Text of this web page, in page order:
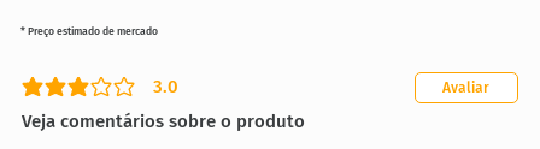
3.0
classificação média é 3 de 5
Veja comentários sobre o produto
Avaliar
* Preço estimado de mercado